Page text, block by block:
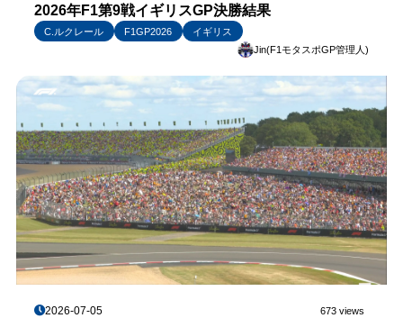
2026年F1第9戦イギリスGP決勝結果
C.ルクレール F1GP2026
イギリス
Jin(F1モタスポGP管理人)
2026-07-05 673 views